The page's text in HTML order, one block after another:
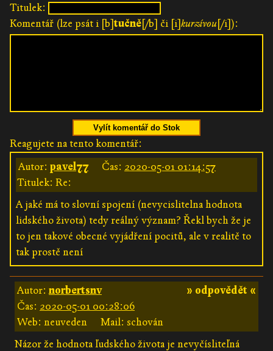
Titulek:
Komentář (lze psát i [b]tučně[/b] či [i]kurzívou[/i]):
Vylít komentář do Stok
Reagujete na tento komentář:
Autor: pavel77 Čas: 2020-05-01 01:14:57
Titulek: Re:
A jaké má to slovní spojení (nevycislitelna hodnota
lidského života) tedy reálný význam? Řekl bych že je
to jen takové obecné vyjádření pocitů, ale v realitě to
tak prostě není
» odpovědět «
Autor:norbertsnv
Čas: 2020-05-01 00:28:06
Web: neuveden
Mail: schován
Názor že hodnota ľudského života je nevyčísliteľná